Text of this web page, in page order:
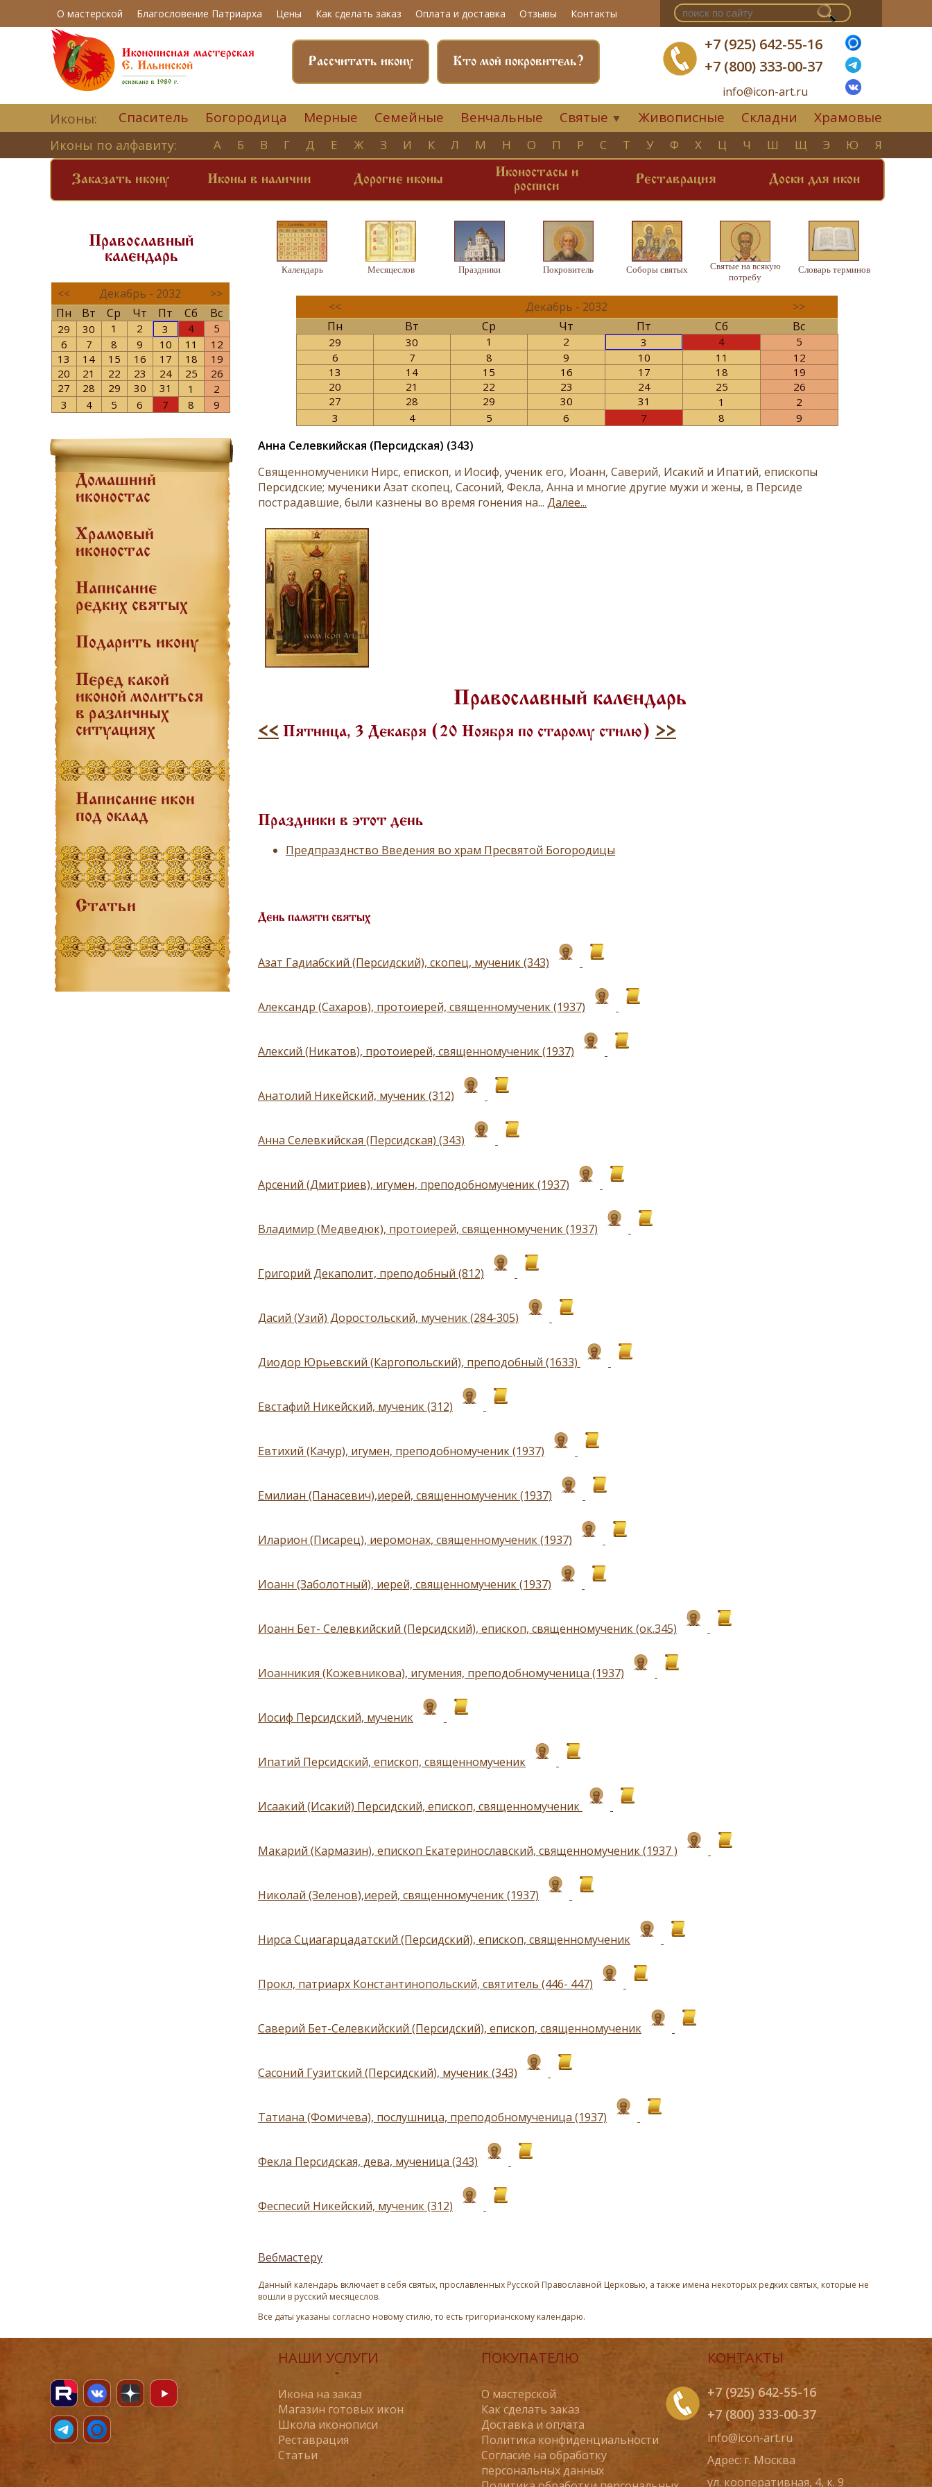
О мастерской Благословение Патриарха Цены Как сделать заказ Оплата и доставка Отзывы Контакты
+7 (925) 642-55-16
+7 (800) 333-00-37
info@icon-art.ru
Кто мой покровитель?
Рассчитать икону
Иконы: Спаситель Богородица Мерные Семейные Венчальные Святые ▼ Живописные Складни Храмовые
Иконы по алфавиту: А Б В Г Д Е Ж З И К Л М Н О П Р С Т У Ф Х Ц Ч Ш Щ Э Ю Я
Заказать икону Иконы в наличии Дорогие иконы
Иконостасы и
росписи
Реставрация Доски для икон
Православный
календарь
<< Декабрь - 2032
>>
Пн
Вт Ср Чт Пт Сб Вс
29 30 1 2 3 4
5
6
7 8 9 10 11
12
13
14 15 16 17 18
19
20
21 22 23 24 25
26
27
28 29 30 31 1
2
3
4 5 6 7 8 9
Домашний
иконостас
Храмовый
иконостас
Написание
редких святых
Подарить икону
Перед какой
иконой молиться
в различных
ситуациях
Написание икон
под оклад
Статьи
Календарь Месяцеслов Праздники Покровитель Соборы святых
Святые на всякую
потребу
Словарь терминов
<< Декабрь - 2032
>>
Пн
Вт Ср Чт Пт Сб Вс
29 30 1 2 3 4
5
6
7 8 9 10 11
12
13
14 15 16 17 18
19
20
21 22 23 24 25
26
27
28 29 30 31 1
2
3
4 5 6 7 8 9
Анна Селевкийская (Персидская) (343)
Священномученики Нирс, епископ, и Иосиф, ученик его, Иоанн, Саверий, Исакий и Ипатий, епископы
Персидские; мученики Азат скопец, Сасоний, Фекла, Анна и многие другие мужи и жены, в Персиде
пострадавшие, были казнены во время гонения на... Далее...
Православный календарь
<< Пятница, 3 Декабря (20 Ноября по старому стилю) >>
Праздники в этот день
Предпразднство Введения во храм Пресвятой Богородицы
День памяти святых
Азат Гадиабский (Персидский), скопец, мученик (343)
Александр (Сахаров), протоиерей, священномученик (1937)
Алексий (Никатов), протоиерей, священномученик (1937)
Анатолий Никейский, мученик (312)
Анна Селевкийская (Персидская) (343)
Арсений (Дмитриев), игумен, преподобномученик (1937)
Владимир (Медведюк), протоиерей, священномученик (1937)
Григорий Декаполит, преподобный (812)
Дасий (Узий) Доростольский, мученик (284-305)
Диодор Юрьевский (Каргопольский), преподобный (1633)
Евстафий Никейский, мученик (312)
Евтихий (Качур), игумен, преподобномученик (1937)
Емилиан (Панасевич),иерей, священномученик (1937)
Иларион (Писарец), иеромонах, священномученик (1937)
Иоанн (Заболотный), иерей, священномученик (1937)
Иоанн Бет- Селевкийский (Персидский), епископ, священномученик (ок.345)
Иоанникия (Кожевникова), игумения, преподобномученица (1937)
Иосиф Персидский, мученик
Ипатий Персидский, епископ, священномученик
Исаакий (Исакий) Персидский, епископ, священномученик
Макарий (Кармазин), епископ Екатеринославский, священномученик (1937 )
Николай (Зеленов),иерей, священномученик (1937)
Нирса Сциагарцадатский (Персидский), епископ, священномученик
Прокл, патриарх Константинопольский, святитель (446- 447)
Саверий Бет-Селевкийский (Персидский), епископ, священномученик
Сасоний Гузитский (Персидский), мученик (343)
Татиана (Фомичева), послушница, преподобномученица (1937)
Фекла Персидская, дева, мученица (343)
Феспесий Никейский, мученик (312)
Вебмастеру
Данный календарь включает в себя святых, прославленных Русской Православной Церковью, а также имена некоторых редких святых, которые не
вошли в русский месяцеслов.
Все даты указаны согласно новому стилю, то есть григорианскому календарю.
НАШИ УСЛУГИ
Икона на заказ
Магазин готовых икон
Школа иконописи
Реставрация
Статьи
ПОКУПАТЕЛЮ
О мастерской
Как сделать заказ
Доставка и оплата
Политика конфиденциальности
Согласие на обработку
персональных данных
КОНТАКТЫ
+7 (925) 642-55-16
+7 (800) 333-00-37
info@icon-art.ru
Адрес: г. Москва
ул. кооперативная, 4, к. 9